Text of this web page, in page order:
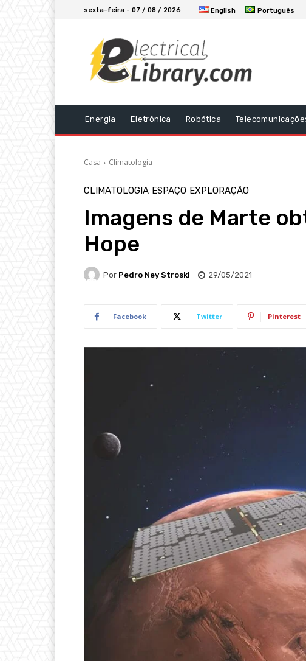
sexta-feira - 07 / 08 / 2026 English Português
Energia Eletrônica Robótica
Casa Climatologia
CLIMATOLOGIA ESPAÇO EXPLORAÇÃO
Imagens de Marte
Hope
Por Pedro Ney Stroski 29/05/2021
Facebook Twitter Pinterest